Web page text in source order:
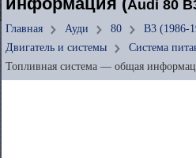
Audi 80
Главная Ауди 80
B3 (1986-
Двигатель и системы
Система
Топливная система — общая